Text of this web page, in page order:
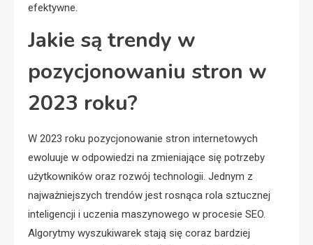
efektywne.
Jakie są trendy w
pozycjonowaniu stron w
2023 roku?
W 2023 roku pozycjonowanie stron internetowych
ewoluuje w odpowiedzi na zmieniające się potrzeby
użytkowników oraz rozwój technologii. Jednym z
najważniejszych trendów jest rosnąca rola sztucznej
inteligencji i uczenia maszynowego w procesie SEO.
Algorytmy wyszukiwarek stają się coraz bardziej